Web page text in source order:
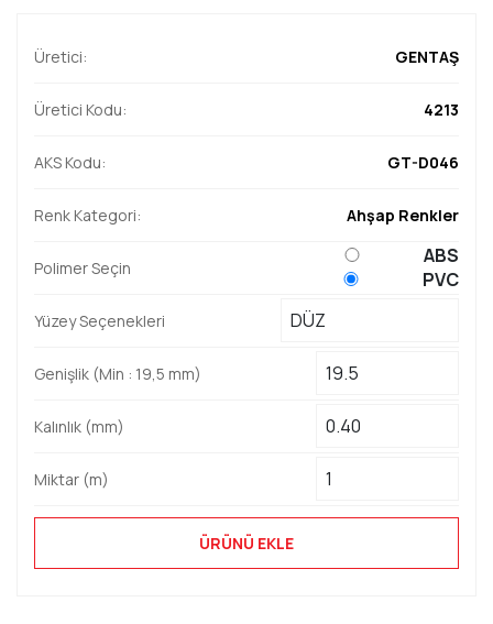
Üretici: GENTAŞ
Üretici Kodu: 4213
AKS Kodu: GT-D046
Renk Kategori: Ahşap Renkler
Polimer Seçin
ABS
PVC
Yüzey Seçenekleri
Genişlik (Min : 19,5 mm)
Kalınlık (mm)
Miktar (m)
ÜRÜNÜ EKLE